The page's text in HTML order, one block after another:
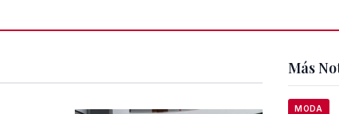
Más
MODA